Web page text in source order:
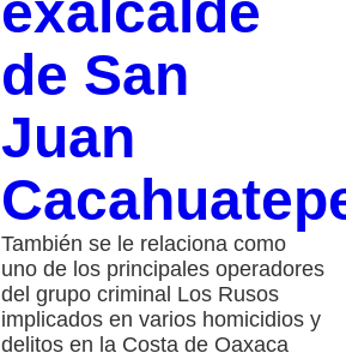
exalcalde
de San
Juan
También se le relaciona como
uno de los principales operadores
del grupo criminal Los Rusos
implicados en varios homicidios y
delitos en la Costa de Oaxaca